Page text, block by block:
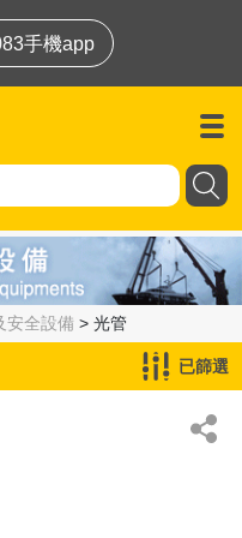
手機app
安全設備 > 光管
已篩選